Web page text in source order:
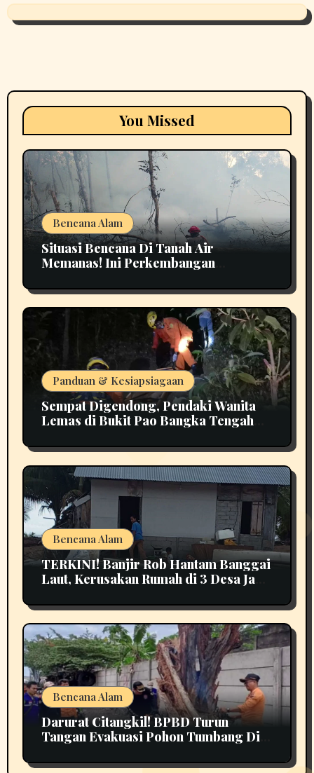
You Missed
Bencana Alam
Situasi Bencana Di Tanah Air
Memanas! Ini Perkembangan
Panduan & Kesiapsiagaan
Sempat Digendong, Pendaki Wanita
Lemas di Bukit Pao Bangka Tengah
Bencana Alam
TERKINI! Banjir Rob Hantam Banggai
Laut, Kerusakan Rumah di 3 Desa Jadi
Bencana Alam
Darurat Citangkil! BPBD Turun
Tangan Evakuasi Pohon Tumbang Di